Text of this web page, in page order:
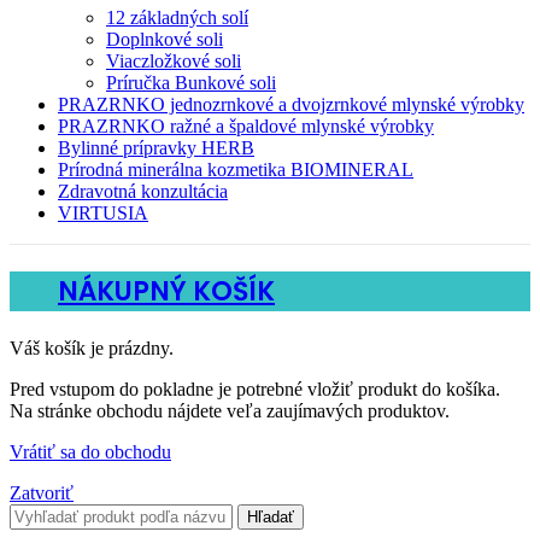
12 základných solí
Doplnkové soli
Viaczložkové soli
Príručka Bunkové soli
PRAZRNKO jednozrnkové a dvojzrnkové mlynské výrobky
PRAZRNKO ražné a špaldové mlynské výrobky
Bylinné prípravky HERB
Prírodná minerálna kozmetika BIOMINERAL
Zdravotná konzultácia
VIRTUSIA
NÁKUPNÝ KOŠÍK
Váš košík je prázdny.
Pred vstupom do pokladne je potrebné vložiť produkt do košíka.
Na stránke obchodu nájdete veľa zaujímavých produktov.
Vrátiť sa do obchodu
Zatvoriť
Hľadať